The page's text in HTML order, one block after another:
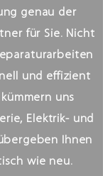
genau der
für Sie. Nicht
und effizient
uns
Elektrik- und
Ihnen
wie neu.